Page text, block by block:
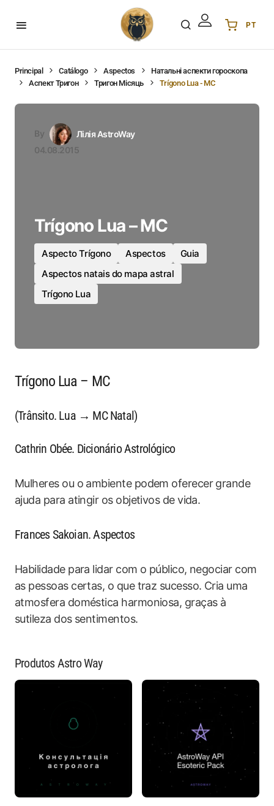
PT
DE Deutsch
PL Polski
Principal Catálogo Aspectos
Натальні аспекти гороскопа
Аспект Тригон
Тригон Місяць Trígono Lua - MC
By
Лілія AstroWay
04.08.2015
Trígono Lua – MC
Aspecto Trígono Aspectos
Guia
Aspectos natais do mapa astral
Trígono Lua
Trígono Lua – MC
(Trânsito. Lua → MC Natal)
Cathrin Obée. Dicionário Astrológico
Mulheres ou o ambiente podem oferecer grande
ajuda para atingir os objetivos de vida.
Frances Sakoian. Aspectos
Habilidade para lidar com o público, negociar com
as pessoas certas, o que traz sucesso. Cria uma
atmosfera doméstica harmoniosa, graças à
sutileza dos sentimentos.
Produtos Astro Way